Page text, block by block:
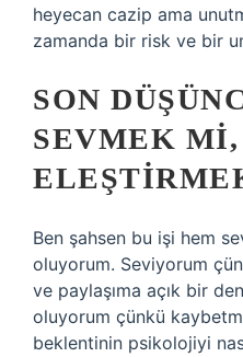
heyecan cazip ama
zamanda bir risk ve bir
SON
SEVMEK MI,
Ben şahsen bu işi hem
oluyorum. Seviyorum
ve paylaşıma açık bir
oluyorum çünkü
beklentinin psikolojiyi